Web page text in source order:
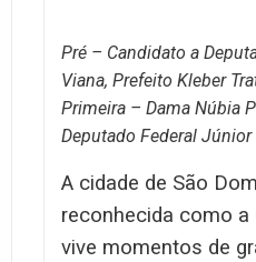
Pré – Candidato a
Viana, Prefeito Kleber
Primeira – Dama Núbia
Deputado Federal Júnior
A cidade de São
reconhecida como a
vive momentos de